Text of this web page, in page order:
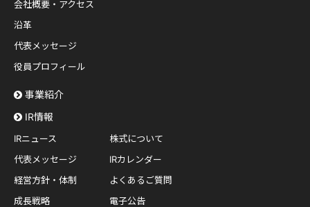
会社概要・アクセス
沿革
代表メッセージ
役員プロフィール
事業紹介
IR情報
IRニュース
代表メッセージ
経営方針・体制
成長戦略
株式について
IRカレンダー
よくあるご質問
電子公告